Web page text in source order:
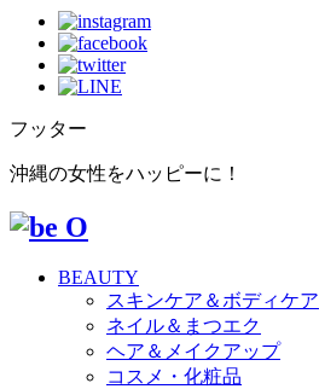
フッター
沖縄の女性をハッピーに！
BEAUTY
スキンケア＆ボディケア
ネイル＆まつエク
ヘア＆メイクアップ
コスメ・化粧品